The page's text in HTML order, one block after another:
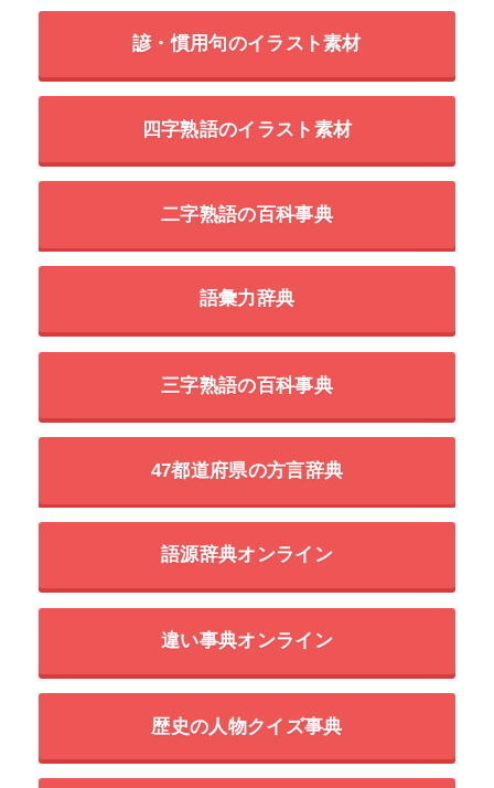
諺・慣用句のイラスト素材
四字熟語のイラスト素材
二字熟語の百科事典
語彙力辞典
三字熟語の百科事典
47都道府県の方言辞典
語源辞典オンライン
違い事典オンライン
歴史の人物クイズ事典